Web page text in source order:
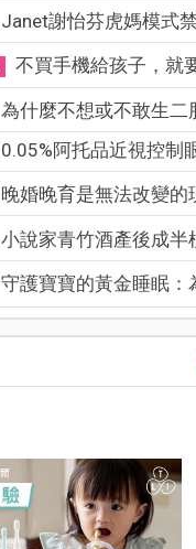
Janet謝怡芬虎媽模式禁3C
不買手機給孩子，就要
為什麼不想或不敢生二胎
0.05%阿托品近視控制眼
晚婚晚育是無法改變的
小說家青竹酒產後成半
守護寶寶的黃金睡眠：